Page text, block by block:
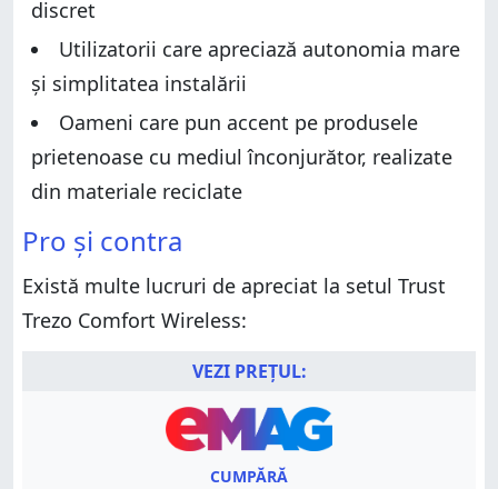
Keyboard & Mouse Set?
discret
Utilizatorii care apreciază autonomia mare
și simplitatea instalării
Oameni care pun accent pe produsele
prietenoase cu mediul înconjurător, realizate
din materiale reciclate
Pro și contra
Există multe lucruri de apreciat la setul Trust
Trezo Comfort Wireless:
VEZI PREȚUL:
CUMPĂRĂ